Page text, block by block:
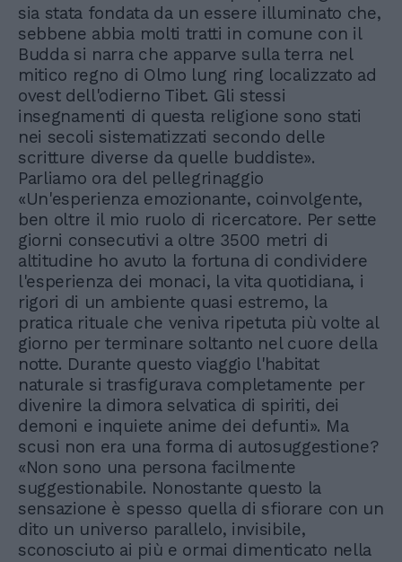
sia stata fondata da un essere illuminato che,
sebbene abbia molti tratti in comune con il
Budda si narra che apparve sulla terra nel
mitico regno di Olmo lung ring localizzato ad
ovest dell'odierno Tibet. Gli stessi
insegnamenti di questa religione sono stati
nei secoli sistematizzati secondo delle
scritture diverse da quelle buddiste».
Parliamo ora del pellegrinaggio
«Un'esperienza emozionante, coinvolgente,
ben oltre il mio ruolo di ricercatore. Per sette
giorni consecutivi a oltre 3500 metri di
altitudine ho avuto la fortuna di condividere
l'esperienza dei monaci, la vita quotidiana, i
rigori di un ambiente quasi estremo, la
pratica rituale che veniva ripetuta più volte al
giorno per terminare soltanto nel cuore della
notte. Durante questo viaggio l'habitat
naturale si trasfigurava completamente per
divenire la dimora selvatica di spiriti, dei
demoni e inquiete anime dei defunti». Ma
scusi non era una forma di autosuggestione?
«Non sono una persona facilmente
suggestionabile. Nonostante questo la
sensazione è spesso quella di sfiorare con un
dito un universo parallelo, invisibile,
sconosciuto ai più e ormai dimenticato nella